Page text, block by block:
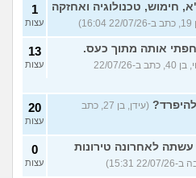
חימוש, טכנולוגיה ואחזקה
1
עצות
אותה מתוך כעס.
(אלכס, שם בדוי, בן 40, כתב ב-22/07/26
13
עצות
(עידן, בן 27, כתב
20
עצות
עשתה לאחרונה טירונות
0
עצות